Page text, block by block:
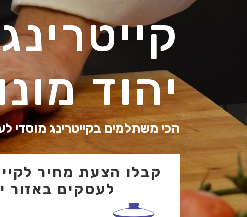
יהוד
הכי משתלמים בקייטרינג מוסדי
קבלו הצעת מחיר
לעסקים באזור